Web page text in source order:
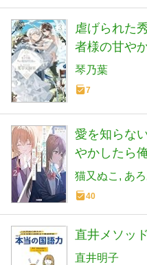
虐げられた
者様の甘や
ックス)
琴乃葉
7
愛を知らな
やかしたら
文庫 ね 01-
猫又ぬこ あ
40
直井メソッ
直井明子